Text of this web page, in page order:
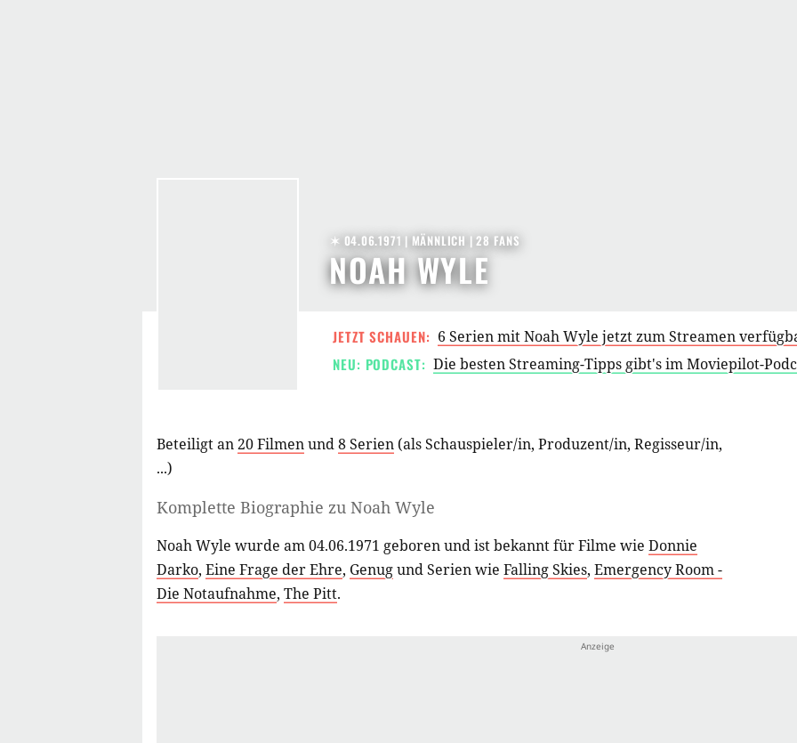
NOAH WYLE
✶ 04.06.1971 | MÄNNLICH | 28 FANS
JETZT SCHAUEN: 6 Serien mit Noah Wyle jetzt zum Streamen
NEU: PODCAST: Die besten Streaming-Tipps gibt's im Moviepilot-
Beteiligt an20 Filmenund8 Serien (alsSchauspieler/in, Produzent/in, Regisseur/in,
...)
Komplette Biographie zu Noah Wyle
Noah Wyle wurde am 04.06.1971 geboren und ist bekannt für Filme wie Donnie
Darko, Eine Frage der Ehre, Genugund Serien wie Falling Skies, Emergency Room -
Die Notaufnahme, The Pitt.